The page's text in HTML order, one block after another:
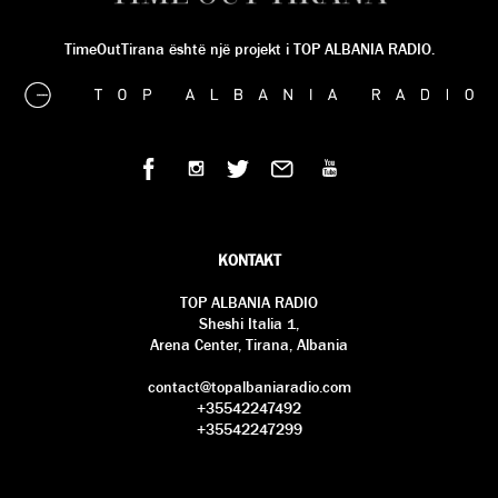
TimeOutTirana është një projekt i TOP ALBANIA RADIO.
KONTAKT
TOP ALBANIA RADIO
Sheshi Italia 1,
Arena Center, Tirana, Albania
contact@topalbaniaradio.com
+35542247492
+35542247299